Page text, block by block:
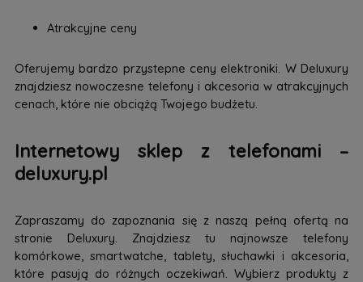
Atrakcyjne ceny
Oferujemy bardzo przystepne ceny elektroniki. W Deluxury
znajdziesz nowoczesne telefony i akcesoria w atrakcyjnych
cenach, które nie obciążą Twojego budżetu.
Internetowy sklep z telefonami –
deluxury.pl
Zapraszamy do zapoznania się z naszą pełną ofertą na
stronie Deluxury. Znajdziesz tu najnowsze telefony
komórkowe, smartwatche, tablety, słuchawki i akcesoria,
które pasują do różnych oczekiwań. Wybierz produkty z